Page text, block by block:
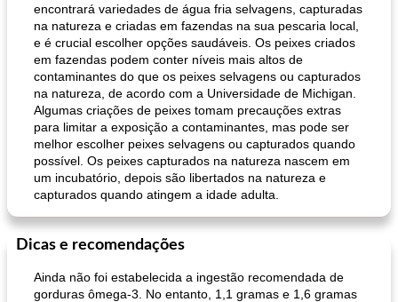
encontrará variedades de água fria selvagens, capturadas
na natureza e criadas em fazendas na sua pescaria local,
e é crucial escolher opções saudáveis. Os peixes criados
em fazendas podem conter níveis mais altos de
contaminantes do que os peixes selvagens ou capturados
na natureza, de acordo com a Universidade de Michigan.
Algumas criações de peixes tomam precauções extras
para limitar a exposição a contaminantes, mas pode ser
melhor escolher peixes selvagens ou capturados quando
possível. Os peixes capturados na natureza nascem em
um incubatório, depois são libertados na natureza e
capturados quando atingem a idade adulta.
Dicas e recomendações
Ainda não foi estabelecida a ingestão recomendada de
gorduras ômega-3. No entanto, 1,1 gramas e 1,6 gramas